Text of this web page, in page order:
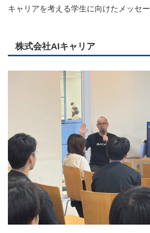
キャリアを考える学生に向けたメッセー
株式会社AIキャリア